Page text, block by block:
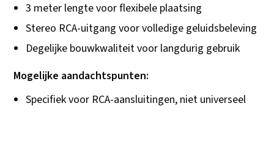
3 meter lengte voor flexibele plaatsing
Stereo RCA-uitgang voor volledige geluidsbeleving
Degelijke bouwkwaliteit voor langdurig gebruik
Mogelijke aandachtspunten:
Specifiek voor RCA-aansluitingen, niet universeel